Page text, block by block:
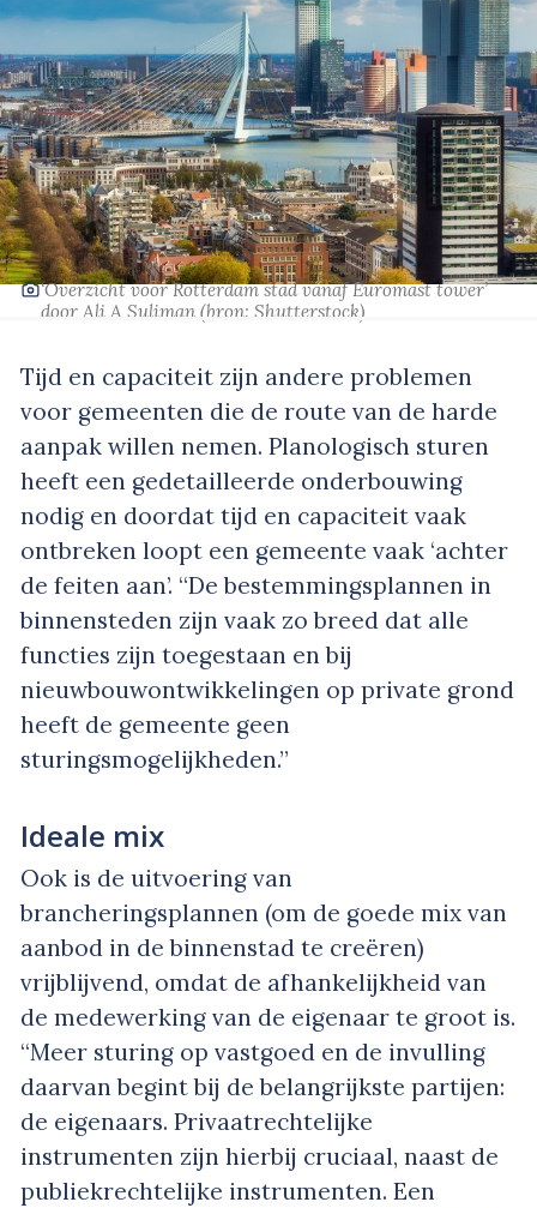
‘Overzicht voor Rotterdam stad vanaf Euromast tower’
door Ali A Suliman (bron: Shutterstock)
Tijd en capaciteit zijn andere problemen
voor gemeenten die de route van de harde
aanpak willen nemen. Planologisch sturen
heeft een gedetailleerde onderbouwing
nodig en doordat tijd en capaciteit vaak
ontbreken loopt een gemeente vaak ‘achter
de feiten aan’. “De bestemmingsplannen in
binnensteden zijn vaak zo breed dat alle
functies zijn toegestaan en bij
nieuwbouwontwikkelingen op private grond
heeft de gemeente geen
sturingsmogelijkheden.”
Ideale mix
Ook is de uitvoering van
brancheringsplannen (om de goede mix van
aanbod in de binnenstad te creëren)
vrijblijvend, omdat de afhankelijkheid van
de medewerking van de eigenaar te groot is.
“Meer sturing op vastgoed en de invulling
daarvan begint bij de belangrijkste partijen:
de eigenaars. Privaatrechtelijke
instrumenten zijn hierbij cruciaal, naast de
publiekrechtelijke instrumenten. Een